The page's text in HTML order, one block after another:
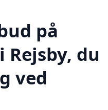
på
du
ved